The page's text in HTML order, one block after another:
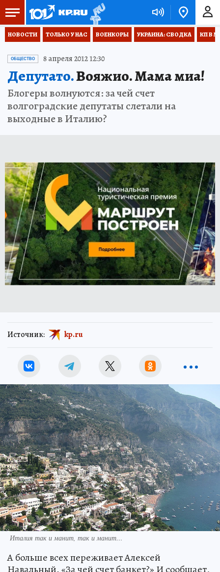
НОВОСТИ ТОЛЬКО У НАС ВОЕНКОРЫ УКРАИНА: СВОДКА КП В
ОБЩЕСТВО 8 апреля 2012 12:30
Депутато.Вояжио. Мама миа!
Блогеры волнуются: за чей счет
волгоградские депутаты слетали на
выходные в Италию?
Источник: kp.ru
Италия так и манит, так и манит…
А больше всех переживает Алексей
Навальный. «За чей счет банкет?» И сообщает,